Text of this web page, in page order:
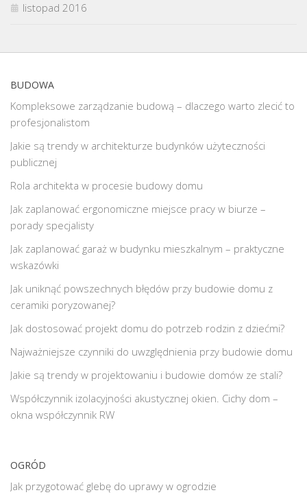
listopad 2016
BUDOWA
Kompleksowe zarządzanie budową – dlaczego warto zlecić to
profesjonalistom
Jakie są trendy w architekturze budynków użyteczności
publicznej
Rola architekta w procesie budowy domu
Jak zaplanować ergonomiczne miejsce pracy w biurze –
porady specjalisty
Jak zaplanować garaż w budynku mieszkalnym – praktyczne
wskazówki
Jak uniknąć powszechnych błędów przy budowie domu z
ceramiki poryzowanej?
Jak dostosować projekt domu do potrzeb rodzin z dziećmi?
Najważniejsze czynniki do uwzględnienia przy budowie domu
Jakie są trendy w projektowaniu i budowie domów ze stali?
Współczynnik izolacyjności akustycznej okien. Cichy dom –
okna współczynnik RW
OGRÓD
Jak przygotować glebę do uprawy w ogrodzie